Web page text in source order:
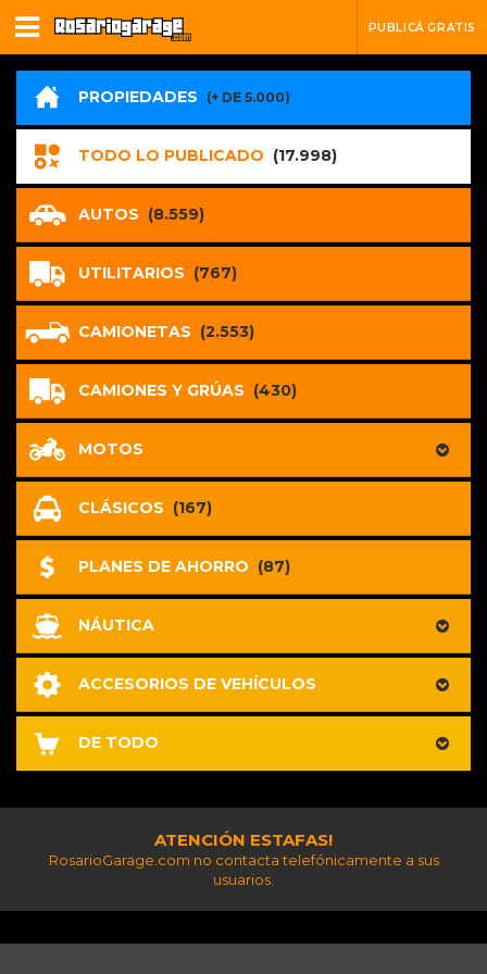
PUBLICÁ GRATIS
PROPIEDADES (+ DE 5.000)
TODO LO PUBLICADO (17.998)
AUTOS (8.559)
UTILITARIOS (767)
CAMIONETAS (2.553)
CAMIONES Y GRÚAS (430)
MOTOS
CLÁSICOS (167)
PLANES DE AHORRO (87)
NÁUTICA
ACCESORIOS DE VEHÍCULOS
DE TODO
ATENCIÓN ESTAFAS!
RosarioGarage.com no contacta telefónicamente a sus
usuarios.